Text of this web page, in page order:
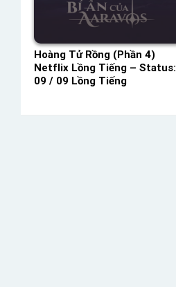
Hoàng Tử Rồng (Phần 4)
Netflix Lồng Tiếng – Status:
09 / 09 Lồng Tiếng